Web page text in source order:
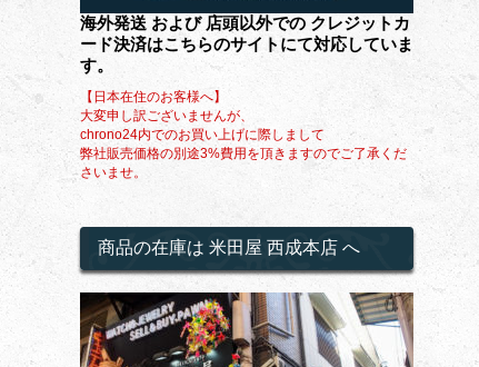
海外発送 および 店頭以外での クレジットカ
ード決済はこちらのサイトにて対応していま
す。
【日本在住のお客様へ】
大変申し訳ございませんが、
chrono24内でのお買い上げに際しまして
弊社販売価格の別途3%費用を頂きますのでご了承くだ
さいませ。
商品の在庫は 米田屋 西成本店 へ